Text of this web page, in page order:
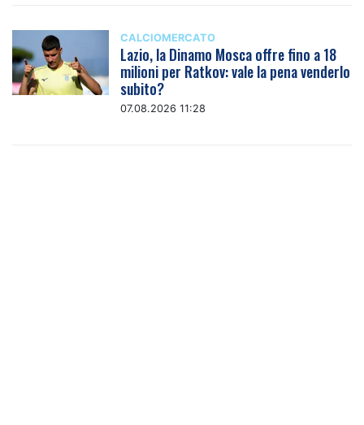
CALCIOMERCATO
Lazio, la Dinamo Mosca offre fino a 18
milioni per Ratkov: vale la pena venderlo
subito?
07.08.2026 11:28